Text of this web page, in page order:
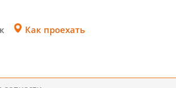
Как проехать